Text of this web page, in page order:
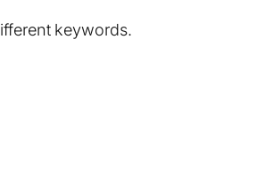
keywords.